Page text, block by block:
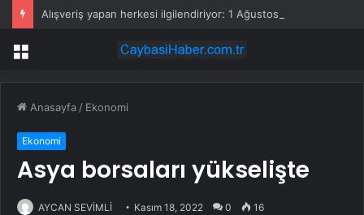
Menü
Anasayfa / Ekonomi
Ekonomi
Asya borsaları yükselişte
AYCAN SEVİMLİ Kasım 18, 2022 0 16